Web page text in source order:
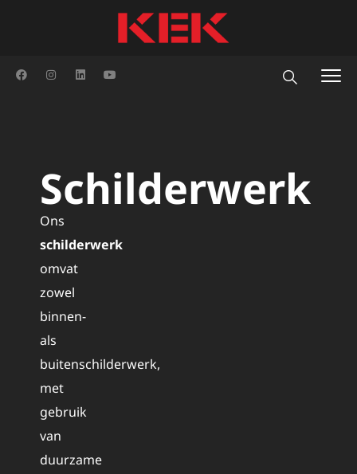
Schilderwerk
Ons
schilderwerk
omvat
zowel
binnen-
als
buitenschilderwerk,
met
gebruik
van
duurzame